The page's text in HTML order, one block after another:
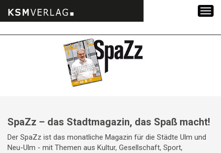
SpaZz – das Stadtmagazin, das Spaß macht!
Der SpaZz ist das monatliche Magazin für die Städte Ulm und
Neu-Ulm - mit Themen aus Kultur, Gesellschaft, Sport,